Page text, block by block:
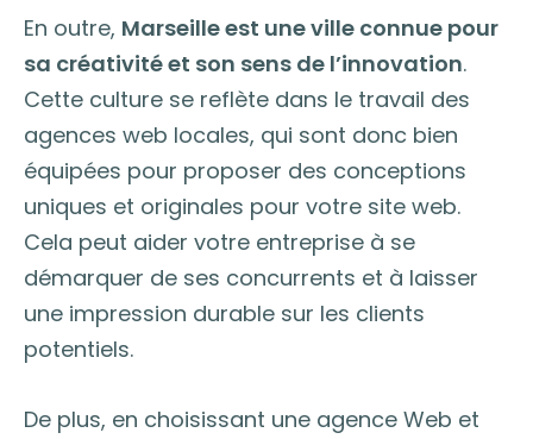
En outre, Marseille est une ville connue pour
sa créativité et son sens de l’innovation.
Cette culture se reflète dans le travail des
agences web locales, qui sont donc bien
équipées pour proposer des conceptions
uniques et originales pour votre site web.
Cela peut aider votre entreprise à se
démarquer de ses concurrents et à laisser
une impression durable sur les clients
potentiels.
De plus, en choisissant une agence Web et